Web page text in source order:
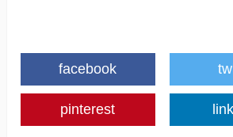
facebook
pinterest